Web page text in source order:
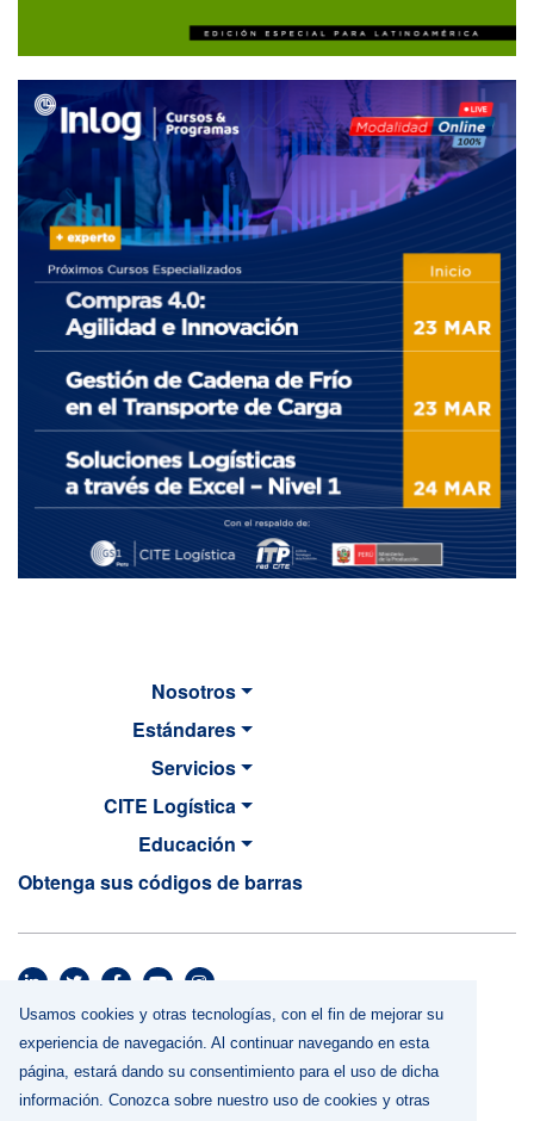
Nosotros
Estándares
Servicios
CITE Logística
Educación
Obtenga sus códigos de barras
Footer menu
Política de Privacidad
Uso de cookies y otras tecnologías
Usamos cookies y otras tecnologías, con el fin de mejorar su
experiencia de navegación. Al continuar navegando en esta
página, estará dando su consentimiento para el uso de dicha
información. Conozca sobre nuestro uso de cookies y otras